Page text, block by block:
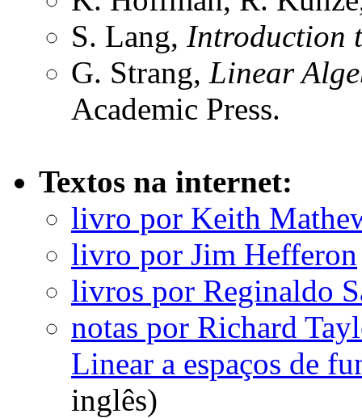
S. Lang, Introduction
G. Strang, Linear
Academic Press.
Textos na internet:
livro por Keith
livro por Jim Hefferon
livros por Reginaldo
notas por Richard
Linear a espaços de
inglês)